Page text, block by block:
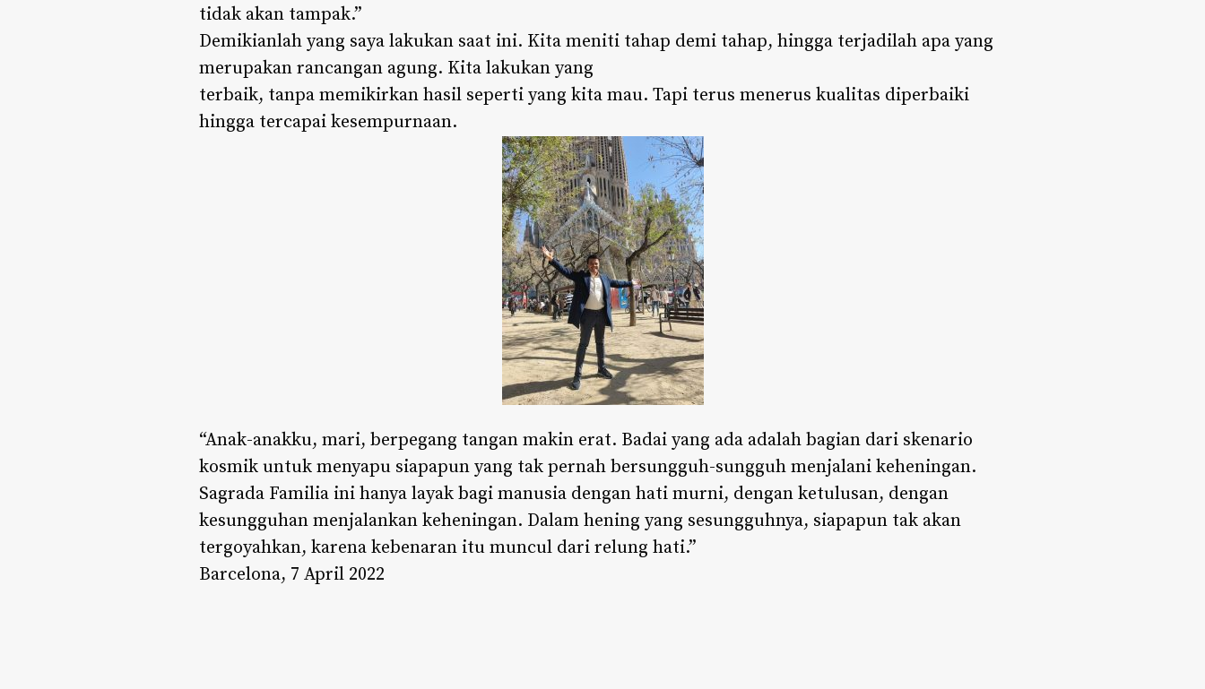
tidak akan tampak.”
Demikianlah yang saya lakukan saat ini. Kita meniti tahap demi tahap, hingga terjadilah apa yang
merupakan rancangan agung. Kita lakukan yang
terbaik, tanpa memikirkan hasil seperti yang kita mau. Tapi terus menerus kualitas diperbaiki
hingga tercapai kesempurnaan.
“Anak-anakku, mari, berpegang tangan makin erat. Badai yang ada adalah bagian dari skenario
kosmik untuk menyapu siapapun yang tak pernah bersungguh-sungguh menjalani keheningan.
Sagrada Familia ini hanya layak bagi manusia dengan hati murni, dengan ketulusan, dengan
kesungguhan menjalankan keheningan. Dalam hening yang sesungguhnya, siapapun tak akan
tergoyahkan, karena kebenaran itu muncul dari relung hati.”
Barcelona, 7 April 2022